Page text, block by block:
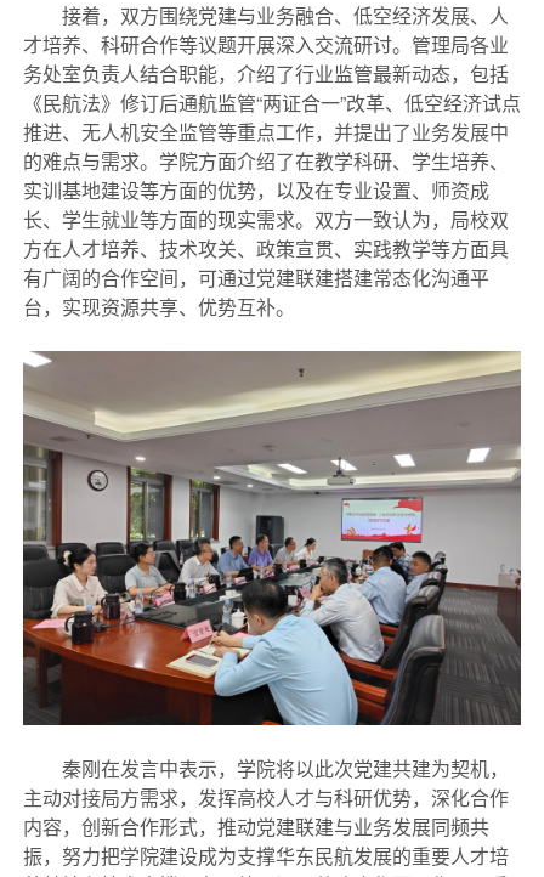
接着，双方围绕党建与业务融合、低空经济发展、人
才培养、科研合作等议题开展深入交流研讨。管理局各业
务处室负责人结合职能，介绍了行业监管最新动态，包括
《民航法》修订后通航监管“两证合一”改革、低空经济试点
推进、无人机安全监管等重点工作，并提出了业务发展中
的难点与需求。学院方面介绍了在教学科研、学生培养、
实训基地建设等方面的优势，以及在专业设置、师资成
长、学生就业等方面的现实需求。双方一致认为，局校双
方在人才培养、技术攻关、政策宣贯、实践教学等方面具
有广阔的合作空间，可通过党建联建搭建常态化沟通平
台，实现资源共享、优势互补。
秦刚在发言中表示，学院将以此次党建共建为契机，
主动对接局方需求，发挥高校人才与科研优势，深化合作
内容，创新合作形式，推动党建联建与业务发展同频共
振，努力把学院建设成为支撑华东民航发展的重要人才培